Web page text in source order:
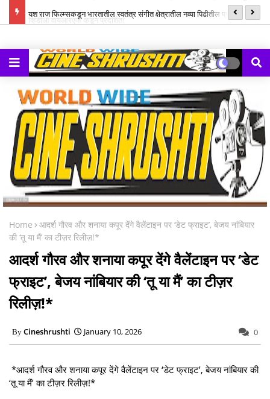
यश राज फिल्म्सकडून भारतातील स्वतंत्र संगीत क्षेत्रातील नव्या पिढीतील प्रतिभांना
Home
आदर्श गौरव और शनाया कपूर देंगे वैलेंटाइन पर ‘डेट फ्राइट’, बेजय नांबियार
की ‘तू या मैं’ का टीज़र रिलीज़!*
आदर्श गौरव और शनाया कपूर देंगे वैलेंटाइन पर ‘डेट
फ्राइट’, बेजय नांबियार की ‘तू या मैं’ का टीज़र
रिलीज़!*
Cineshrushti January 10, 2026 0
*आदर्श गौरव और शनाया कपूर देंगे वैलेंटाइन पर ‘डेट फ्राइट’, बेजय नांबियार की
‘तू या मैं’ का टीज़र रिलीज़!*